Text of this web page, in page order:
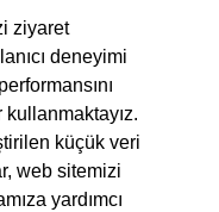
ziyaret
deneyimi
kullanmaktayız.
küçük veri
web sitemizi
yardımcı
sayesinde
örtüsü ve bebek
tercih edilmektedir.
sevimli bir seçenek
ve yazlık giysiler gibi
de mükemmeldir.
hem pratiklik hem de
doğal bir malzeme
içermez, bu da